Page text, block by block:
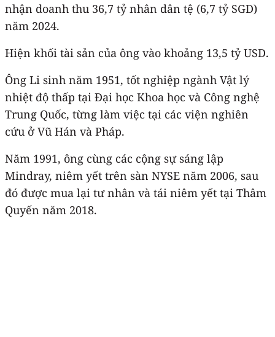
nhận doanh thu 36,7 tỷ nhân dân tệ (6,7 tỷ SGD)
năm 2024.
Hiện khối tài sản của ông vào khoảng 13,5 tỷ USD.
Ông Li sinh năm 1951, tốt nghiệp ngành Vật lý
nhiệt độ thấp tại Đại học Khoa học và Công nghệ
Trung Quốc, từng làm việc tại các viện nghiên
cứu ở Vũ Hán và Pháp.
Năm 1991, ông cùng các cộng sự sáng lập
Mindray, niêm yết trên sàn NYSE năm 2006, sau
đó được mua lại tư nhân và tái niêm yết tại Thâm
Quyến năm 2018.